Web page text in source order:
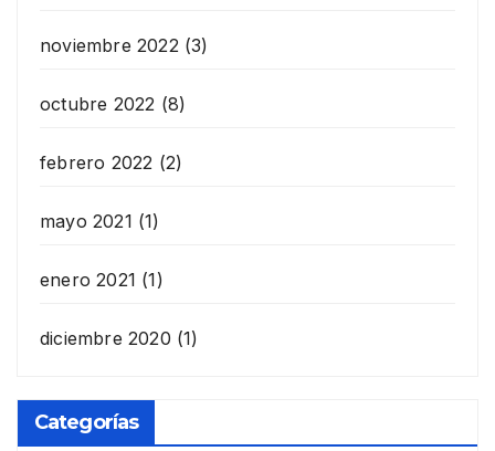
noviembre 2022(3)
octubre 2022 (8)
febrero 2022 (2)
mayo 2021 (1)
enero 2021 (1)
diciembre 2020 (1)
Categorías